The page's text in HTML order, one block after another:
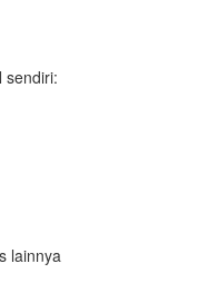
sendiri:
lainnya